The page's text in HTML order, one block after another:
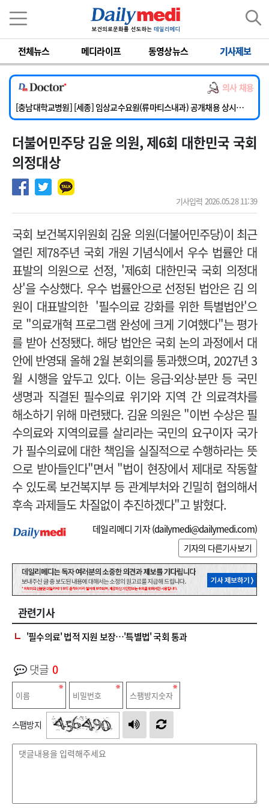
전체뉴스 메디라이프 동영상뉴스 기사제보
의사 채용
[단국대학교병원] 임상전담교원 및 전임의 초빙
[해운대부민병원] [해운대] 2026년 하반기 인턴 모집
[서울아산병원] 건강증진센터 소화기파트 건진교수 초빙
[충남대학교병원] [세종] 임상교수요원(류마티스내과) 공개채용 상시모집
[이대서울병원] 정형외과 일반의 초빙
[단국대학교병원] 임상전담교원 및 전임의 초빙
[해운대부민병원] [해운대] 2026년 하반기 인턴 모집
더불어민주당 김윤 의원, 제6회 대한민국 국회
의정대상
기사입력 2026.05.28 11:39
국회 보건복지위원회 김윤 의원(더불어민주당)이 최근
열린 제78주년 국회 개원 기념식에서 우수 법률안 대
표발의 의원으로 선정, '제6회 대한민국 국회 의정대
상'을 수상했다. 우수 법률안으로 선정된 법안은 김 의
원이 대표발의한 '필수의료 강화를 위한 특별법안'으
로 "의료개혁 프로그램 완성에 크게 기여했다"는 평가
를 받아 선정됐다. 해당 법안은 국회 논의 과정에서 대
안에 반영돼 올해 2월 본회의를 통과했으며, 2027년 3
월 시행을 앞두고 있다. 이는 응급·외상·분만 등 국민
생명과 직결된 필수의료 위기와 지역 간 의료격차를
해소하기 위해 마련됐다. 김윤 의원은"이번 수상은 필
수의료와 지역의료를 살리라는 국민의 요구이자 국가
가 필수의료에 대한 책임을 실질적으로 수행하라는 뜻
으로 받아들인다"면서 "법이 현장에서 제대로 작동할
수 있도록 보건복지부 등 관계부처와 긴밀히 협의해서
후속 과제들도 차질없이 추진하겠다"고 밝혔다.
데일리메디 기자 (dailymedi@dailymedi.com)
기자의 다른기사보기
관련기사
'필수의료' 법적 지원 보장…'특별법' 국회 통과
댓글 0
스팸방지